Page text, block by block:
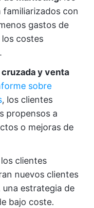
familiarizados con
gastos de
costes
y venta
sobre
, los clientes
propensos a
o mejoras de
los clientes
nuevos clientes
estrategia de
bajo coste.